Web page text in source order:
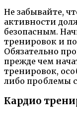
Не забывайте,
активности
безопасным.
тренировок и
Обязательно
прежде чем
тренировок,
либо проблемы
Кардио